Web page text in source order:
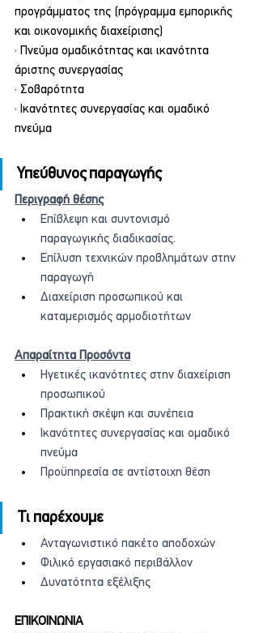
προγράμματος της (πρόγραμμα εμπορικής
και οικονομικής διαχείρισης)
· Πνεύμα ομαδικότητας και ικανότητα
άριστης συνεργασίας
· Σοβαρότητα
· Ικανότητες συνεργασίας και ομαδικό
πνεύμα
Υπεύθυνος παραγωγής
Περιγραφή θέσης
Επίβλεψη και συντονισμό
παραγωγικής διαδικασίας.
Επίλυση τεχνικών προβλημάτων στην
παραγωγή
Διαχείριση προσωπικού και
καταμερισμός αρμοδιοτήτων
Απαραίτητα Προσόντα
Ηγετικές ικανότητες στην διαχείριση
προσωπικού
Πρακτική σκέψη και συνέπεια
Ικανότητες συνεργασίας και ομαδικό
πνεύμα
Προϋπηρεσία σε αντίστοιχη θέση
Τι παρέχουμε
Ανταγωνιστικό πακέτο αποδοχών
Φιλικό εργασιακό περιβάλλον
Δυνατότητα εξέλιξης
ΕΠΙΚΟΙΝΩΝΙΑ